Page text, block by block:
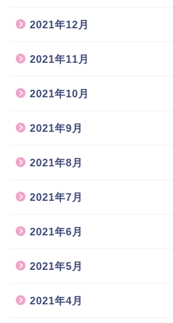
2021年12月
2021年11月
2021年10月
2021年9月
2021年8月
2021年7月
2021年6月
2021年5月
2021年4月